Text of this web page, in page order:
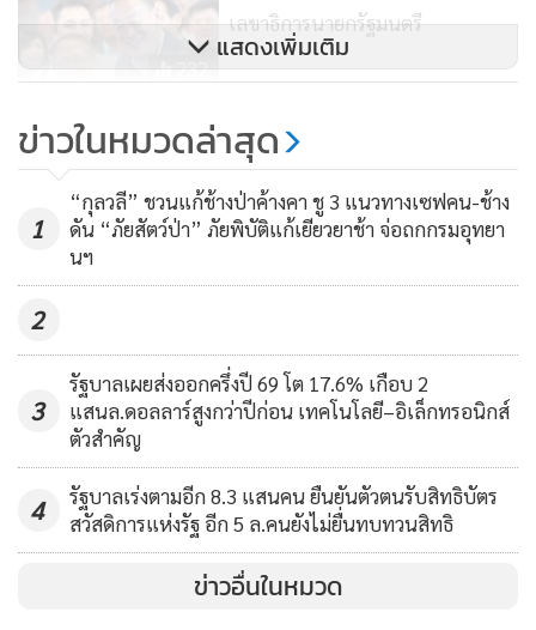
232
เลขาธิการนายกรัฐมนตรี
214
ขอนแก่น หลังกาฬสินธุ์น้ำท่วมหนัก
เผย สถานการณ์คลี่คลายในทางที่ดี
แสดงเพิ่มเติม
ข่าวในหมวดล่าสุด
1
“กุลวลี” ชวนแก้ช้างป่าค้างคา ชู 3 แนวทางเซฟคน-ช้าง
ดัน “ภัยสัตว์ป่า” ภัยพิบัติแก้เยียวยาช้า จ่อถกกรมอุทยา
นฯ
2
3
รัฐบาลเผยส่งออกครึ่งปี 69 โต 17.6% เกือบ 2
แสนล.ดอลลาร์สูงกว่าปีก่อน เทคโนโลยี–อิเล็กทรอนิกส์
ตัวสำคัญ
4
รัฐบาลเร่งตามอีก 8.3 แสนคน ยืนยันตัวตนรับสิทธิบัตร
สวัสดิการแห่งรัฐ อีก 5 ล.คนยังไม่ยื่นทบทวนสิทธิ
ข่าวอื่นในหมวด